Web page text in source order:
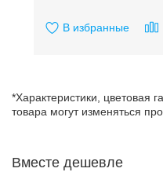
В избранные
*Характеристики, цветовая
товара могут изменяться
Вместе дешевле